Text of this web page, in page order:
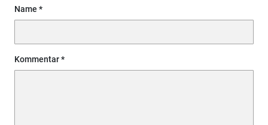
Name
Kommentar